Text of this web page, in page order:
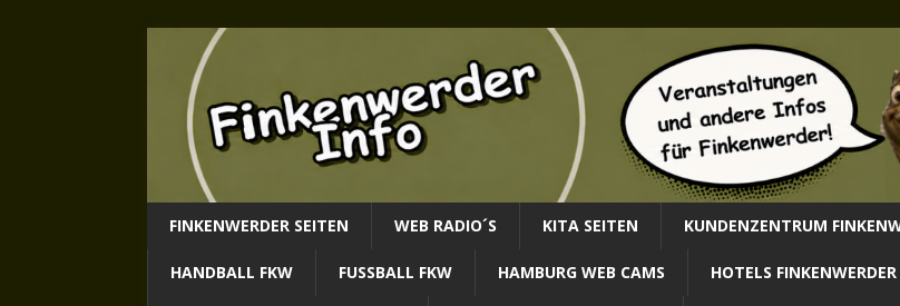
FINKENWERDER SEITEN WEB RADIO´S KITA SEITEN KUNDENZENTRUM
HANDBALL FKW FUSSBALL FKW HAMBURG WEB CAMS HOTELS FINKENWERDER